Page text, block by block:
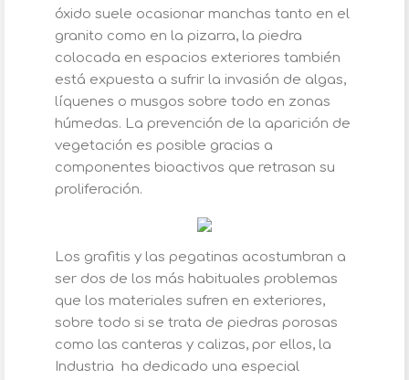
óxido suele ocasionar manchas tanto en el
granito como en la pizarra, la piedra
colocada en espacios exteriores también
está expuesta a sufrir la invasión de algas,
líquenes o musgos sobre todo en zonas
húmedas. La prevención de la aparición de
vegetación es posible gracias a
componentes bioactivos que retrasan su
proliferación.
Los grafitis y las pegatinas acostumbran a
ser dos de los más habituales problemas
que los materiales sufren en exteriores,
sobre todo si se trata de piedras porosas
como las canteras y calizas, por ellos, la
Industria ha dedicado una especial